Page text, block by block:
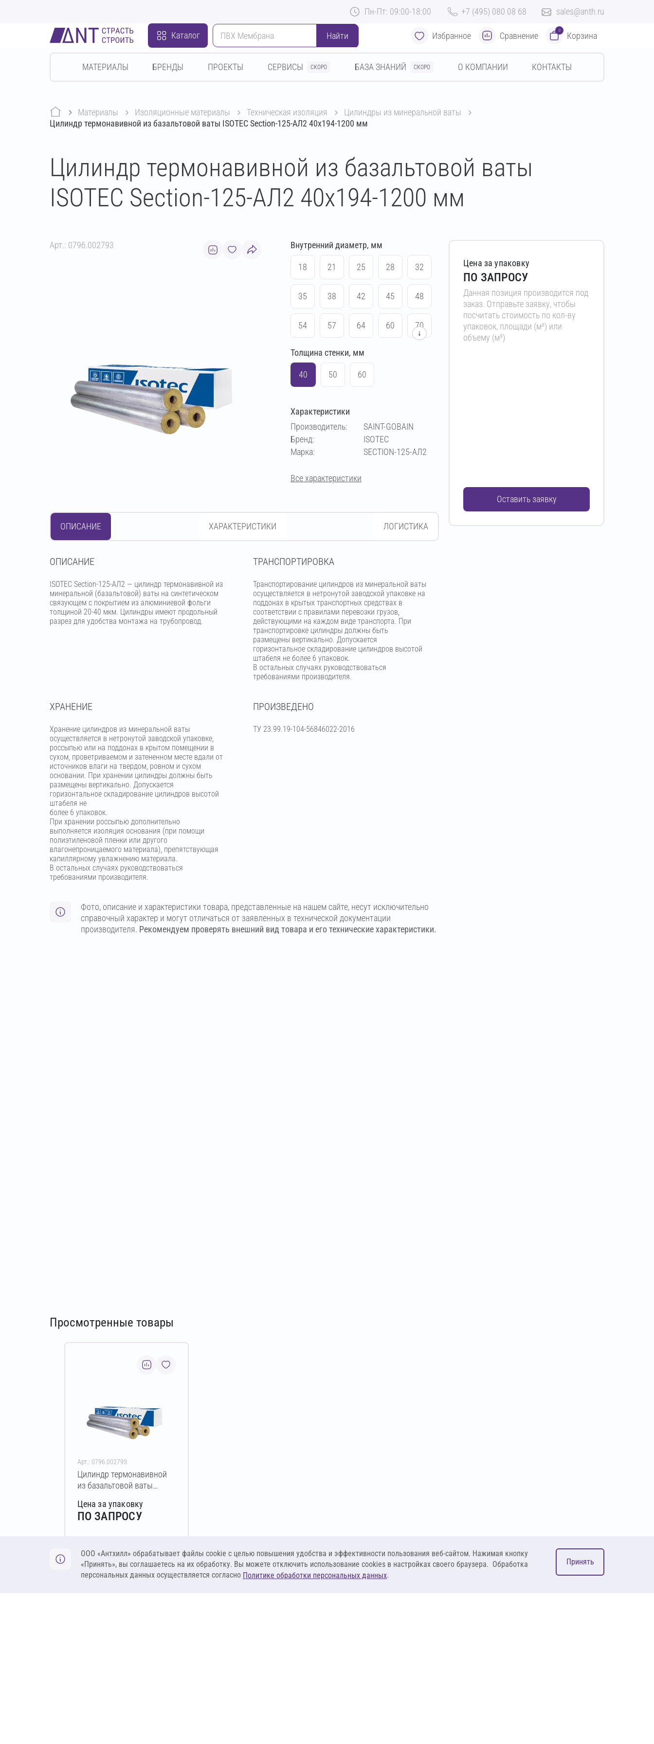
Пн-Пт: 09:00-18:00 +7 (495) 080 08 68 sales@anth.ru
Каталог Найти Избранное Сравнение
0
Корзина
МАТЕРИАЛЫ БРЕНДЫ ПРОЕКТЫ СЕРВИСЫ СКОРО БАЗА ЗНАНИЙ СКОРО О КОМПАНИИ КОНТАКТЫ
Материалы изоляционные материалы техническая изоляция
цилиндры из минеральной ваты
Цилиндр термонавивной из базальтовой ваты ISOTEC Section-125-АЛ2 40х194-1200 мм
Цилиндр термонавивной из базальтовой ваты
ISOTEC Section-125-АЛ2 40х194-1200 мм
Арт.: 0796.002793 Внутренний диаметр, мм
18 21 25 28 32
35 38 42 45 48
54 57 64 60 70
76 83 89
114 133
159 169
273
↓
Толщина стенки, мм
40 50 60
Характеристики
Производитель:
SAINT-GOBAIN
Бренд:
ISOTEC
Марка:
SECTION-125-АЛ2
Все характеристики
ОПИСАНИЕ ХАРАКТЕРИСТИКИ ЛОГИСТИКА
OПИСАНИЕ
ISOTEC Section-125-АЛ2 — цилиндр термонавивной из
минеральной (базальтовой) ваты на синтетическом
связующем с покрытием из алюминиевой фольги
толщиной 20-40 мкм. Цилиндры имеют продольный
разрез для удобства монтажа на трубопровод.
ТРАНСПОРТИРОВКА
Транспортирование цилиндров из минеральной ваты
осуществляется в нетронутой заводской упаковке на
поддонах в крытых транспортных средствах в
соответствии с правилами перевозки грузов,
действующими на каждом виде транспорта. При
транспортировке цилиндры должны быть
размещены вертикально. Допускается
горизонтальное складирование цилиндров высотой
штабеля не более 6 упаковок.
В остальных случаях руководствоваться
требованиями производителя.
ХРАНЕНИЕ
Хранение цилиндров из минеральной ваты
осуществляется в нетронутой заводской упаковке,
россыпью или на поддонах в крытом помещении в
сухом, проветриваемом и затененном месте вдали от
источников влаги на твердом, ровном и сухом
основании. При хранении цилиндры должны быть
размещены вертикально. Допускается
горизонтальное складирование цилиндров высотой
штабеля не
более 6 упаковок.
При хранении россыпью дополнительно
выполняется изоляция основания (при помощи
полиэтиленовой пленки или другого
влагонепроницаемого материала), препятствующая
капиллярному увлажнению материала.
В остальных случаях руководствоваться
требованиями производителя.
ПРОИЗВЕДЕНО
ТУ 23.99.19-104-56846022-2016
Фото, описание и характеристики товара, представленные на нашем сайте, несут исключительно
справочный характер и могут отличаться от заявленных в технической документации
производителя. Рекомендуем проверять внешний вид товара и его технические характеристики.
Цена за упаковку
ПО ЗАПРОСУ
Данная позиция производится под
заказ. Отправьте заявку, чтобы
посчитать стоимость по кол-ву
упаковок, площади (м²) или
объему (м³)
Оставить заявку
Просмотренные товары
Арт.: 0796.002793
Цилиндр термонавивной
из базальтовой ваты
40х194-1200 мм
Цена за упаковку
ПО ЗАПРОСУ
Оставить заявку
ООО «Антхилл» обрабатывает файлы cookie c целью повышения удобства и эффективности пользования веб-сайтом. Нажимая кнопку
«Принять», вы соглашаетесь на их обработку. Вы можете отключить использование cookies в настройках своего браузера. Обработка
персональных данных осуществляется согласно Политике обработки персональных данных.
Принять